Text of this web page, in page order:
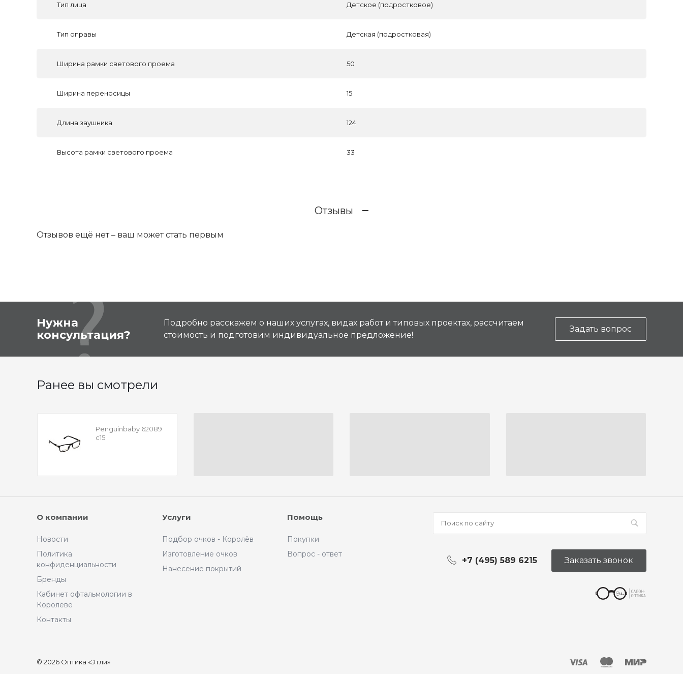
Тип лица Детское (подростковое)
Тип оправы Детская (подростковая)
Ширина рамки светового проема 50
Ширина переносицы 15
Длина заушника 124
Высота рамки светового проема 33
Отзывы
Отзывов ещё нет – ваш может стать первым
Нужна
консультация?
Подробно расскажем о наших услугах, видах работ и типовых проектах, рассчитаем
стоимость и подготовим индивидуальное предложение!
Задать вопрос
Ранее вы смотрели
Penguinbaby 62089
с15
О компании
Новости
Политика
конфиденциальности
Бренды
Кабинет офтальмологии в
Королёве
Контакты
Услуги
Подбор очков - Королёв
Изготовление очков
Нанесение покрытий
Помощь
Покупки
Вопрос - ответ
+7 (495) 589 6215 Заказать звонок
© 2026 Оптика «Этли»